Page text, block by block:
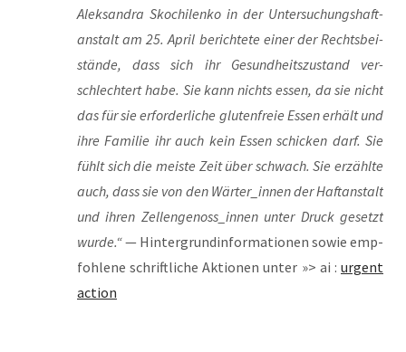
Alek­san­dra Skoch­i­len­ko in der Unter­su­chungs­haft­
an­stalt am 25. April berich­te­te einer der Rechts­bei­
stän­de, dass sich ihr Gesund­heits­zu­stand ver­
schlech­tert habe. Sie kann nichts essen, da sie nicht
das für sie erfor­der­li­che glu­ten­freie Essen erhält und
ihre Fami­lie ihr auch kein Essen schi­cken darf. Sie
fühlt sich die meis­te Zeit über schwach. Sie erzähl­te
auch, dass sie von den Wärter_innen der Haft­an­stalt
und ihren Zellengenoss_innen unter Druck gesetzt
wur­de.“— Hin­ter­grund­in­for­ma­tio­nen sowie emp­
foh­le­ne schrift­li­che Aktio­nen unter »> ai : urgent
action